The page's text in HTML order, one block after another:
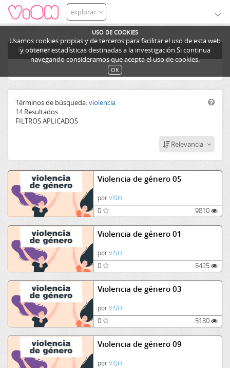
USO DE COOKIES
Usamos cookies propias y de terceros para facilitar el uso de esta web
y obtener estadísticas destinadas a la investigación.Si continua
navegando consideramos que acepta el uso de cookies.
OK
explorar
buscar
Términos de búsqueda:violencia
14Resultados
FILTROS APLICADOS
Relevancia
Violencia de género 05
porViSH
0 9810
Violencia de género 01
porViSH
0 5425
Violencia de género 03
porViSH
0 5180
Violencia de género 09
porViSH